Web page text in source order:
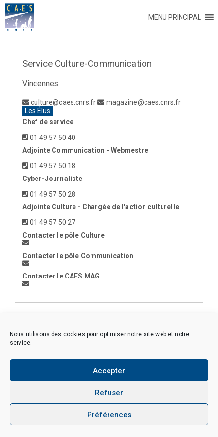
Nous utilisons des cookies pour optimiser notre site web et notre
service.
Accepter
Refuser
Préférences
MENU PRINCIPAL
Service Culture-Communication
Vincennes
culture@caes.cnrs.fr
magazine@caes.cnrs.fr
Les Élus
Chef de service
01 49 57 50 40
Adjointe Communication - Webmestre
01 49 57 50 18
Cyber-Journaliste
01 49 57 50 28
Adjointe Culture - Chargée de l'action culturelle
01 49 57 50 27
Contacter le pôle Culture
Contacter le pôle Communication
Contacter le CAES MAG
Copyright © 2026 CAES du CNRS. Tous droits réservés.
Politique de cookies (EU)
Politique de confidentialité
Mentions Légales et Politique des données personnelles